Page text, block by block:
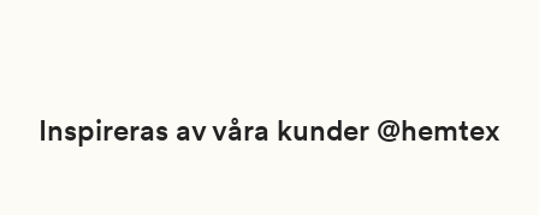
Inspireras av våra kunder @hemtex